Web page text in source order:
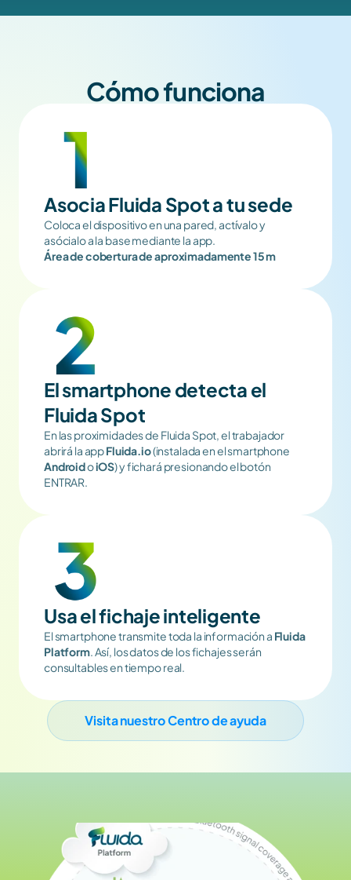
Cómo funciona
Asocia Fluida Spot a tu sede
Coloca el dispositivo en una pared, actívalo y
asócialo a la base mediante la app.
Área de cobertura de aproximadamente 15 m
El smartphone detecta el
Fluida Spot
En las proximidades de Fluida Spot, el trabajador
abrirá la app Fluida.io
Android o iOS) y fichará presionando el botón
ENTRAR.
Usa el fichaje inteligente
El smartphone transmite toda la información a Fluida
Platform. Así, los datos de los fichajes serán
consultables en tiempo real.
Visita nuestro Centro de ayuda